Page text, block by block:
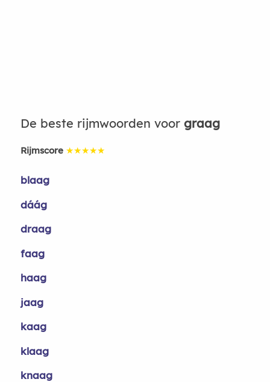
De beste rijmwoorden voor graag
Rijmscore ★★★★★
blaag
dáág
draag
faag
haag
jaag
kaag
klaag
knaag